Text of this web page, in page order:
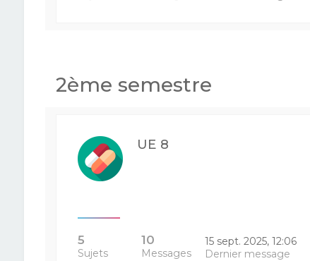
2ème semestre
UE 8
5
Sujets
10
Messages
15 sept. 2025, 12:06
Dernier message